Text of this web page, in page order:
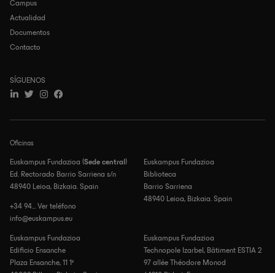
Campus
Actualidad
Documentos
Contacto
Oficinas
Euskampus Fundazioa (Sede central )
Ed. Rectorado Barrio Sarriena s/n
48940 Leioa, Bizkaia. Spain
+34 94... Ver teléfono
info@euskampus.eu
Euskampus Fundazioa
Biblioteca
Barrio Sarriena
48940 Leioa, Bizkaia. Spain
Euskampus Fundazioa
Edificio Ensanche
Plaza Ensanche, 11 1º
Euskampus Fundazioa
Technopole Izarbel, Bâtiment ESTIA 2
97 allée Théodore Monod
SÍGUENOS